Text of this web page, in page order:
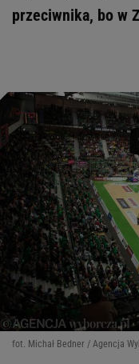
przeciwnika, bo w
fot. Michał Bedner / Agencja